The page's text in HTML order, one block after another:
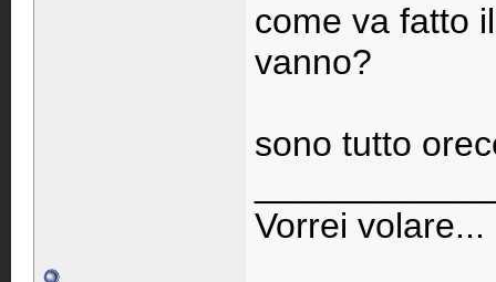
come va fatto
vanno?
sono tutto
Vorrei volare...